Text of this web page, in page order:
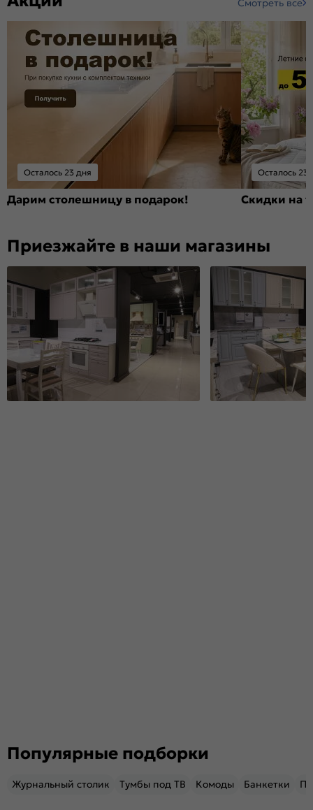
Смотреть все
Осталось 23 дня
Дарим столешницу в подарок!
Осталось 23
Скидки на
Приезжайте в наши магазины
Популярные подборки
Журнальный столик Тумбы под ТВ Комоды Банкетки